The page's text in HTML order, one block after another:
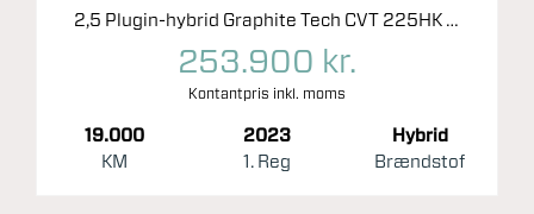
2,5 Plugin-hybrid Graphite Tech CVT 225HK 5d Trinl. Gear
253.900 kr.
Kontantpris inkl. moms
19.000
KM
2023
1. Reg
Hybrid
Brændstof